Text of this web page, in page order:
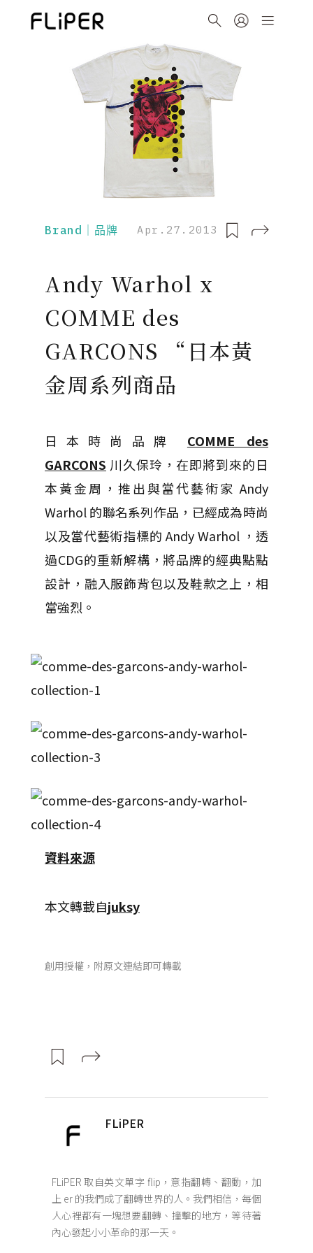
Brand｜品牌 Apr.27.2013
Andy Warhol x
COMME des
GARCONS “日本黃
金周系列商品
日本時尚品牌 COMME des
GARCONS 川久保玲，在即將到來的日
本黃金周，推出與當代藝術家 Andy
Warhol 的聯名系列作品，已經成為時尚
以及當代藝術指標的 Andy Warhol ，透
過CDG的重新解構，將品牌的經典點點
設計，融入服飾背包以及鞋款之上，相
當強烈。
資料來源
本文轉載自juksy
創用授權，附原文連結即可轉載
FLiPER
FLiPER 取自英文單字 flip，意指翻轉、翻動，加
上 er 的我們成了翻轉世界的人。我們相信，每個
人心裡都有一塊想要翻轉、撞擊的地方，等待著
內心發起小小革命的那一天。